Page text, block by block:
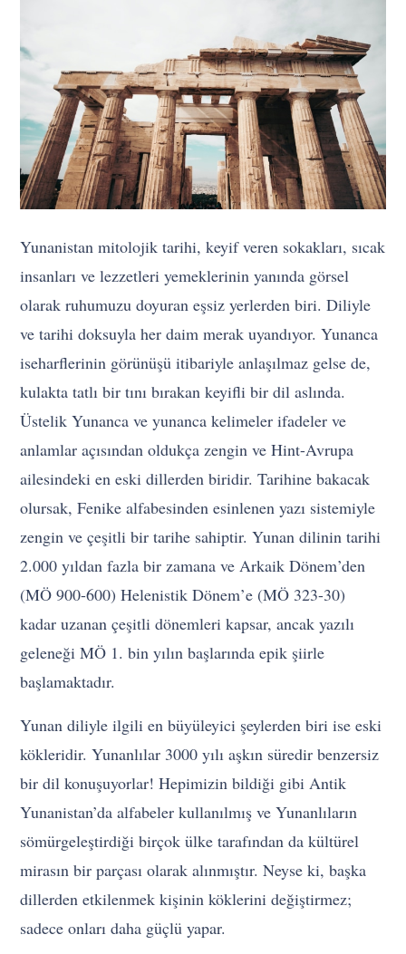
Yunanistan mitolojik tarihi, keyif veren sokakları, sıcak
insanları ve lezzetleri yemeklerinin yanında görsel
olarak ruhumuzu doyuran eşsiz yerlerden biri. Diliyle
ve tarihi doksuyla her daim merak uyandıyor. Yunanca
iseharflerinin görünüşü itibariyleanlaşılmaz gelse de,
kulakta tatlı bir tını bırakan keyifli bir dil aslında.
Üstelik Yunanca ve yunanca kelimeler ifadeler ve
anlamlar açısından oldukça zengin ve Hint-Avrupa
ailesindeki en eski dillerden biridir. Tarihine bakacak
olursak, Fenike alfabesinden esinlenen yazı sistemiyle
zengin ve çeşitli bir tarihe sahiptir. Yunan dilinin tarihi
2.000 yıldan fazla bir zamana ve Arkaik Dönem’den
(MÖ 900-600) Helenistik Dönem’e (MÖ 323-30)
kadar uzanan çeşitli dönemleri kapsar, ancak yazılı
geleneği MÖ 1. bin yılın başlarında epik şiirle
başlamaktadır.
Yunan diliyle ilgili en büyüleyici şeylerden biri ise eski
kökleridir. Yunanlılar 3000 yılı aşkın süredir benzersiz
bir dil konuşuyorlar! Hepimizin bildiği gibi Antik
Yunanistan’da alfabeler kullanılmış ve Yunanlıların
sömürgeleştirdiği birçok ülke tarafından da kültürel
mirasın bir parçası olarak alınmıştır. Neyse ki, başka
dillerden etkilenmek kişinin köklerini değiştirmez;
sadece onları daha güçlü yapar.